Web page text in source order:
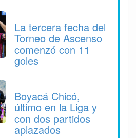
La tercera fecha del
Torneo de Ascenso
comenzó con 11
goles
Boyacá Chicó,
último en la Liga y
con dos partidos
aplazados